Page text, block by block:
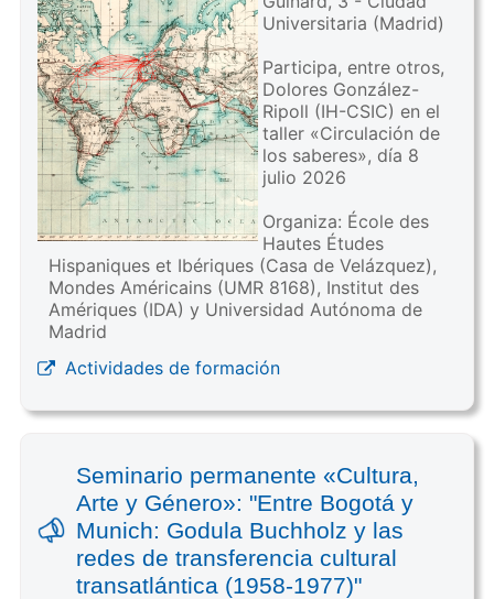
Universitaria (Madrid)
Participa, entre otros,
Dolores González-
Ripoll (IH-CSIC) en el
taller «Circulación de
los saberes», día 8
julio 2026
Organiza: École des
Hautes Études
Hispaniques et Ibériques (Casa de Velázquez),
Mondes Américains (UMR 8168), Institut des
Amériques (IDA) y Universidad Autónoma de
Madrid
Actividades de formación
Seminario permanente «Cultura,
Arte y Género»: "Entre Bogotá y
Munich: Godula Buchholz y las
redes de transferencia cultural
transatlántica (1958-1977)"